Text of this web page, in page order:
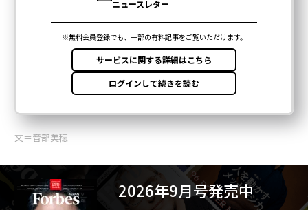
文＝音部美穂
2026年9月号発売中